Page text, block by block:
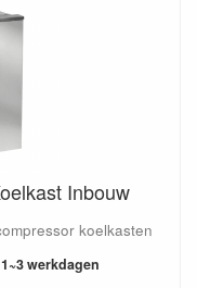
Inbouw
koelkasten
werkdagen